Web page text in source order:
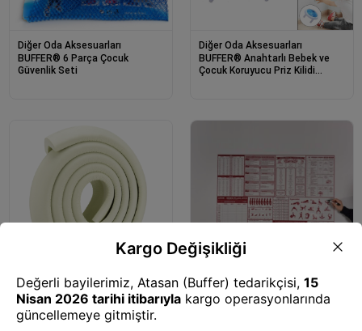
Diğer Oda Aksesuarları
BUFFER® 6 Parça Çocuk
Güvenlik Seti
Diğer Oda Aksesuarları
BUFFER® Anahtarlı Bebek ve
Çocuk Koruyucu Priz Kilidi
Diğer Oda Aksesuarları
BUFFER® 2 Metre Sarmal Krem
Masa Kenar Koruyucu Şerit
Diğer Oda Aksesuarları